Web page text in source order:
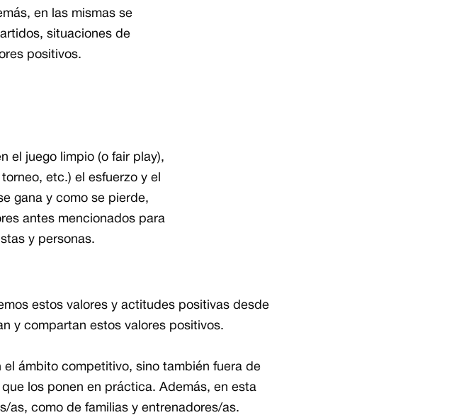
en las mismas se
situaciones de
positivos.
el juego limpio (o fair play),
etc.) el esfuerzo y el
gana y como se pierde,
antes mencionados para
y personas.
estos valores y actitudes positivas desde
y compartan estos valores positivos.
ámbito competitivo, sino también fuera de
los ponen en práctica. Además, en esta
as, como de familias y entrenadores/as.